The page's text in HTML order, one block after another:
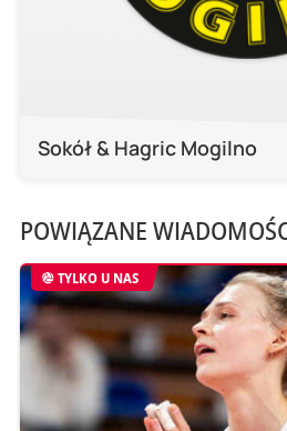
Sokół & Hagric Mogilno
POWIĄZANE
TYLKO U NAS